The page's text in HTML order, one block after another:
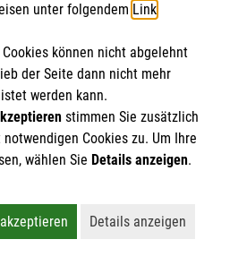
abonnieren
|Impressum|Datenschutz
|Sharepoint
unter folgendem Link.
können nicht abgelehnt
der Seite dann nicht mehr
werden kann.
stimmen Sie zusätzlich
Cookies zu. Um Ihre
wählen Sie Details anzeigen.
essentiellen Cookies ab
Akzeptiert alle Cookies
Details anzeigen